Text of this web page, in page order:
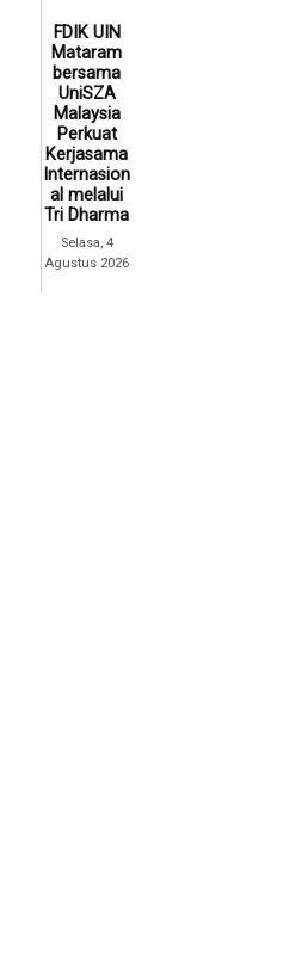
FDIK UIN
Mataram
bersama
UniSZA
Malaysia
Perkuat
Kerjasama
Internasion
al melalui
Tri Dharma
Selasa, 4
Agustus 2026